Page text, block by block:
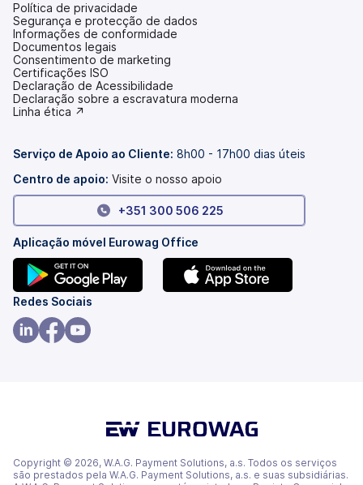
Política de privacidade
Segurança e protecção de dados
Informações de conformidade
Documentos legais
Consentimento de marketing
Certificações ISO
Declaração de Acessibilidade
(abre
num
Declaração sobre a escravatura moderna
(abre
separador)
Linha ética ↗
Serviço de Apoio ao Cliente: 8h00 - 17h00 dias úteis
Centro de apoio: Visite o nosso apoio
+351 300 506 225
Aplicação móvel Eurowag Office
(abre
num
novo
Redes Sociais
Copyright © 2026, W.A.G. Payment Solutions, a.s. Todos os serviços
são prestados pela W.A.G. Payment Solutions, a.s. e suas subsidiárias.